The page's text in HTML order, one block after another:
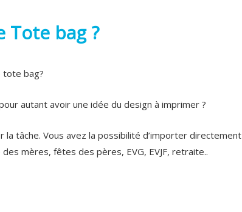
bag ?
tote bag?
autant avoir une idée du design à imprimer ?
tâche. Vous avez la possibilité d’importer
mères, fêtes des pères, EVG, EVJF, retraite..